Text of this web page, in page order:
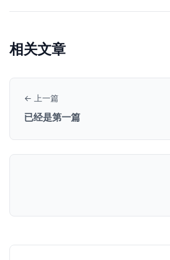
相关文章
← 上一篇
已经是第一篇